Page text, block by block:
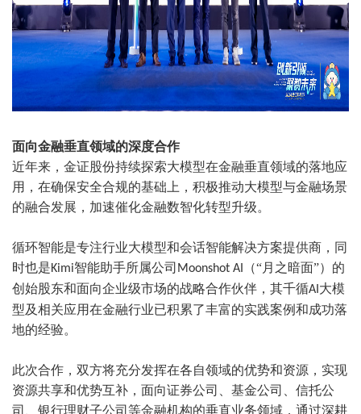
面向金融垂直领域的深度合作
近年来，金证股份持续探索大模型在金融垂直领域的落地应
用，在确保安全合规的基础上，积极推动大模型与金融场景
的融合发展，加速催化金融数智化转型升级。
循环智能是专注行业大模型和会话智能解决方案提供商，同
时也是Kimi智能助手所属公司 Moonshot AI
（“月之暗面”）的
创始股东和面向企业级市场的战略合作伙伴，其千循AI 大模
型及相关应用在金融行业已积累了丰富的实践案例和成功落
地的经验。
此次合作，双方将充分发挥在各自领域的优势和资源，实现
资源共享和优势互补，面向证券公司、基金公司、信托公
司、银行理财子公司等金融机构的垂直业务领域，通过深耕